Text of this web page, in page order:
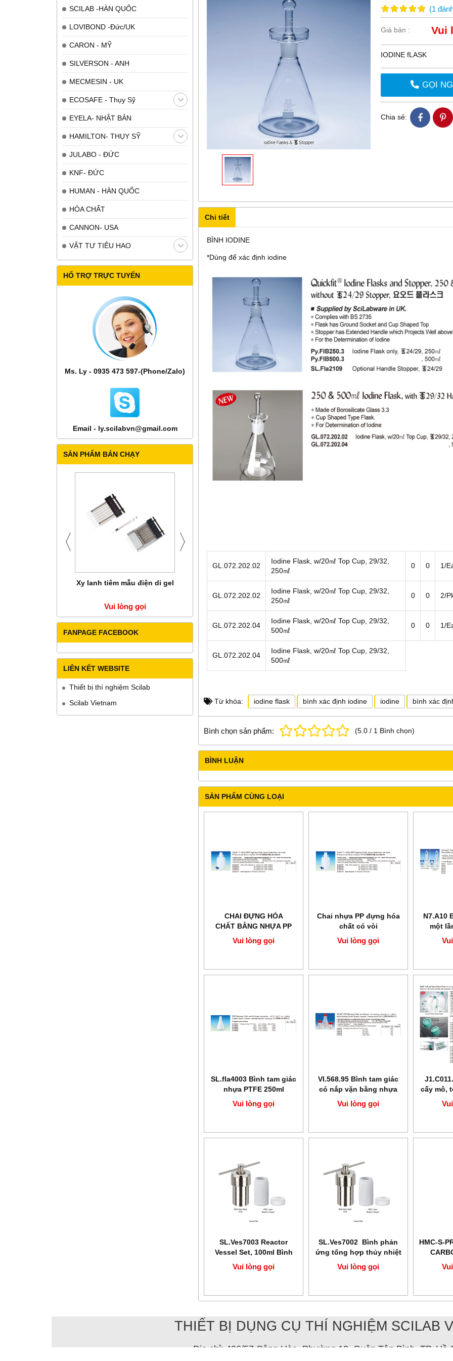
SCILAB -HÀN QUỐC
LOVIBOND -Đức/UK
CARON - MỸ
SILVERSON - ANH
MECMESIN - UK
ECOSAFE - Thụy Sỹ
EYELA- NHẬT BẢN
HAMILTON- THỤY SỸ
JULABO - ĐỨC
KNF- ĐỨC
HUMAN - HÀN QUỐC
HÓA CHẤT
CANNON- USA
VẬT TƯ TIÊU HAO
HỔ TRỢ TRỰC TUYẾN
Ms. Ly - 0935 473 597-(Phone/Zalo)
Email - ly.scilabvn@gmail.com
SẢN PHẨM BÁN CHẠY
Xy lanh tiêm mẫu điện di gel
Vui lòng gọi
TỦ SẤY CHÂN KHÔNG VOS-
310c EYELA
Aspirator A-1000S EYELA
Thiết bị cô quay chân
N-1300V-WB
FANPAGE FACEBOOK
LIÊN KẾT WEBSITE
Thiết bị thí nghiệm Scilab
Scilab Vietnam
(1
Giá bán : Vui
IODINE fLASK
GỌI
Chia sẻ:
Chi tiết
BÌNH IODINE
*Dùng để xác định iodine
GL.072.202.02
Iodine Flask, w/20㎖ Top Cup, 29/32,
250㎖
0 0 1/
GL.072.202.02
Iodine Flask, w/20㎖ Top Cup, 29/32,
250㎖
0 0 2/
GL.072.202.04
Iodine Flask, w/20㎖ Top Cup, 29/32,
500㎖
0 0 1/
GL.072.202.04
Iodine Flask, w/20㎖ Top Cup, 29/32,
500㎖
Từ khóa: iodine flask bình xác định iodine iodine bình xác
Bình chọn sản phẩm: (5.0 / 1 Bình chọn)
BÌNH LUẬN
SẢN PHẨM CÙNG LOẠI
CHAI ĐỰNG HÓA
CHẤT BẰNG NHỰA PP
SCILAB
Vui lòng gọi
Chai nhựa PP đựng hóa
chất có vòi
Vui lòng gọi
N7.A10
một
(Norm-
SL.fla4003 Bình tam giác
nhựa PTFE 250ml
Vui lòng gọi
VI.568.95 Bình tam giác
có nắp vặn bằng nhựa
PMP
Vui lòng gọi
cấy mô,
SL.Ves7003 Reactor
Vessel Set, 100ml​​​​​​​ Bình
phản ứng tổng hợp thủy
nhiệt PTFE
Vui lòng gọi
SL.Ves7002 Bình phản
ứng tổng hợp thủy nhiệt
PTFE 50ml
Vui lòng gọi
HMC-S-
THIẾT BỊ DỤNG CỤ THÍ NGHIỆM SCILAB
Địa chỉ: 406/57 Cộng Hòa, Phường 13, Quận Tân Bình, TP. Hồ